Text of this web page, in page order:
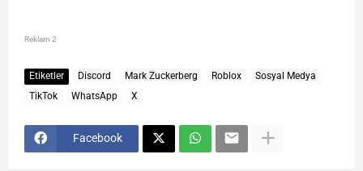
Reklam 2
Etiketler Discord Mark Zuckerberg Roblox
Sosyal Medya
TikTok
WhatsApp X
Facebook